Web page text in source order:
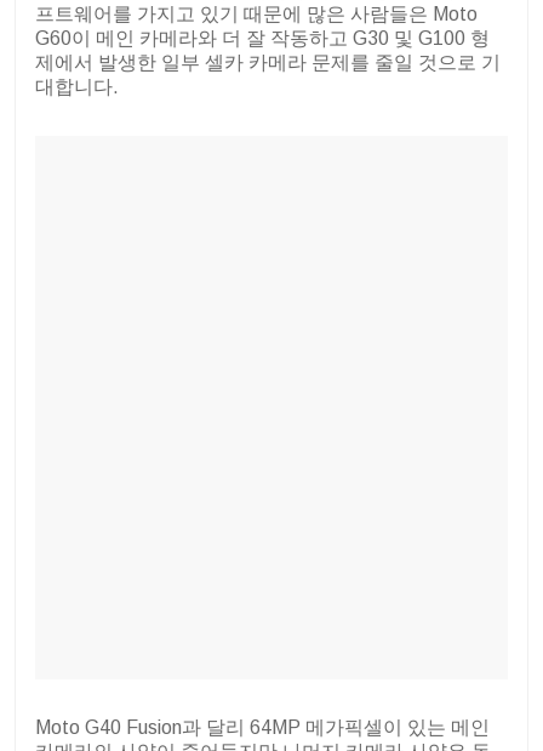
프트웨어를 가지고 있기 때문에 많은 사람들은 Moto
G60이 메인 카메라와 더 잘 작동하고 G30 및 G100 형
제에서 발생한 일부 셀카 카메라 문제를 줄일 것으로 기
대합니다.
Moto G40 Fusion과 달리 64MP 메가픽셀이 있는 메인